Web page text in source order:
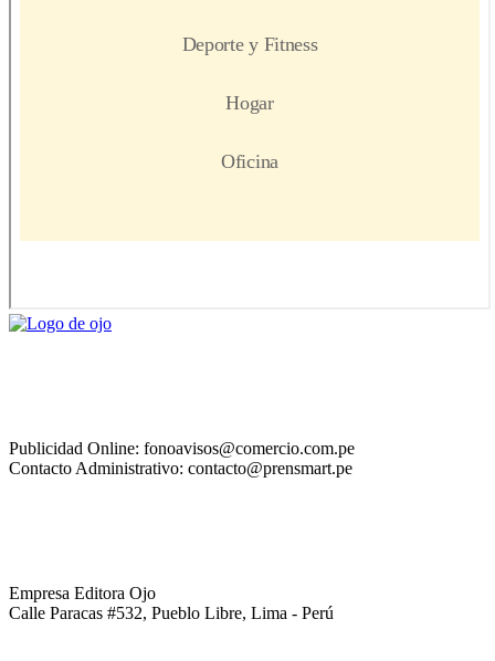
Publicidad Online: fonoavisos@comercio.com.pe
Contacto Administrativo: contacto@prensmart.pe
Empresa Editora Ojo
Calle Paracas #532, Pueblo Libre, Lima - Perú